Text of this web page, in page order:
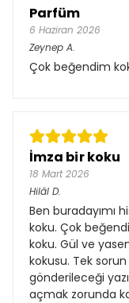
Parfüm
6 Haziran 2026
Zeynep A.
Çok beğendim
İmza bir koku
18 Mart 2026
Hilâl D.
Ben buradayımı
koku. Çok
koku. Gül ve
kokusu. Tek
gönderileceği
açmak zorunda